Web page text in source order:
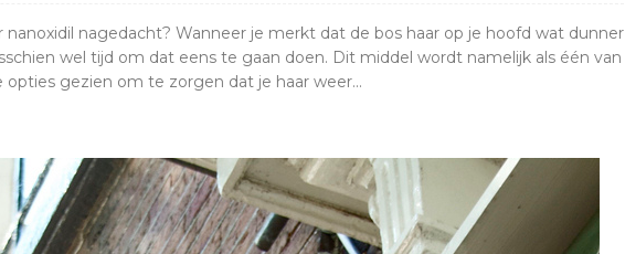
nanoxidil nagedacht? Wanneer je merkt dat de bos haar op je hoofd wat dunner
wel tijd om dat eens te gaan doen. Dit middel wordt namelijk als één van
gezien om te zorgen dat je haar weer...